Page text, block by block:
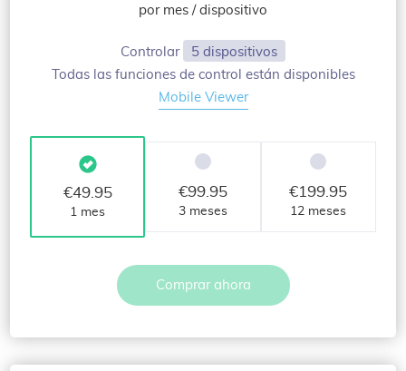
por mes / dispositivo
Controlar
5 dispositivos
Todas las funciones de control están disponibles
Mobile Viewer
€49.95
1 mes
€99.95
3 meses
€199.95
12 meses
Comprar ahora